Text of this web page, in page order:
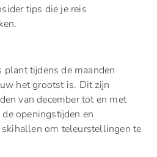
tips die je reis
plant tijdens de maanden
het grootst is. Dit zijn
van december tot en met
openingstijden en
skihallen om teleurstellingen te